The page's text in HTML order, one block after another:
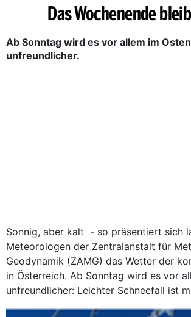
Das Wochenende
Ab Sonntag wird es vor allem im
unfreundlicher.
Sonnig, aber kalt - so präsentiert sich
Meteorologen der Zentralanstalt für
Geodynamik (ZAMG) das Wetter der
in Österreich. Ab Sonntag wird es vor
unfreundlicher: Leichter Schneefall ist